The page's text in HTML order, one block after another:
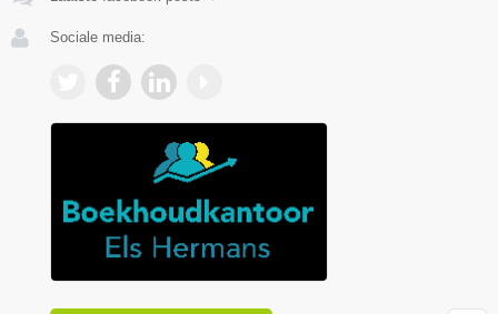
Sociale media: